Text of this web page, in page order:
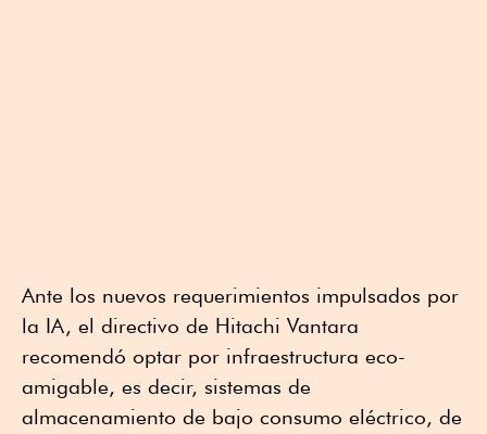
Ante los nuevos requerimientos impulsados por
la IA, el directivo de Hitachi Vantara
recomendó optar por infraestructura eco-
amigable, es decir, sistemas de
almacenamiento de bajo consumo eléctrico, de